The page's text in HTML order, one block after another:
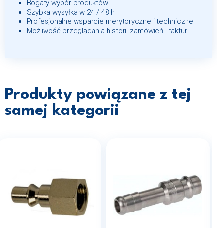
Bogaty wybór produktów
Szybka wysyłka w 24 / 48 h
Profesjonalne wsparcie merytoryczne i techniczne
Możliwość przeglądania historii zamówień i faktur
Produkty powiązane z tej
samej kategorii